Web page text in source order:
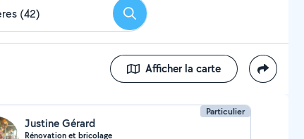
Rechercher
Afficher la carte
Particulier
Justine Gérard
Rénovation et bricolage